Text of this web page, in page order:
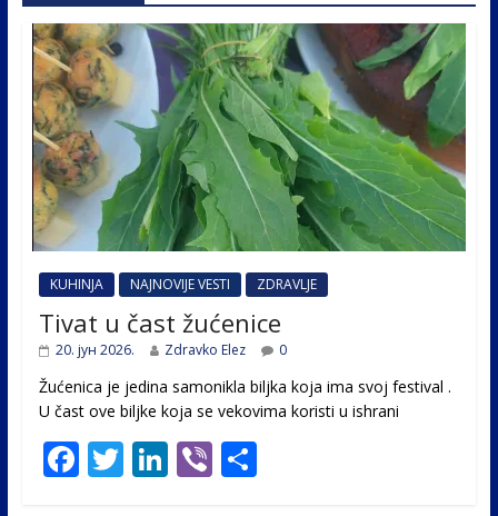
KUHINJA NAJNOVIJE VESTI ZDRAVLJE
Tivat u čast žućenice
20. јун 2026. Zdravko Elez 0
Žućenica je jedina samonikla biljka koja ima svoj festival .
U čast ovе biljke koja se vekovima koristi u ishrani
F T Li Vi S